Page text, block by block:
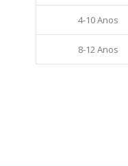
4-10 Anos
8-12 Anos